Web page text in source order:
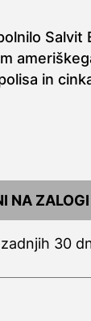
Salvit
in
NA ZALOGI
30